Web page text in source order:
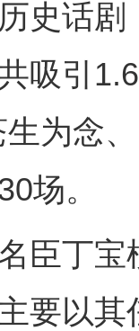
话剧
吸引
为念
场。
丁宝
要以